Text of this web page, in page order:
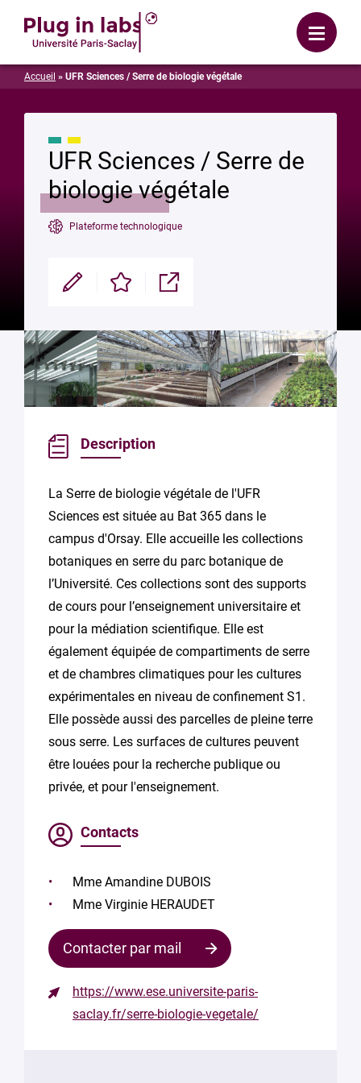
Menu
Accueil » UFR Sciences / Serre de biologie végétale
UFR Sciences / Serre de
biologie végétale
Plateforme technologique
Modifier Enregistrer Partager
Description
La Serre de biologie végétale de l'UFR
Sciences est située au Bat 365 dans le
campus d'Orsay. Elle accueille les collections
botaniques en serre du parc botanique de
l’Université. Ces collections sont des supports
de cours pour l’enseignement universitaire et
pour la médiation scientifique. Elle est
également équipée de compartiments de serre
et de chambres climatiques pour les cultures
expérimentales en niveau de confinement S1.
Elle possède aussi des parcelles de pleine terre
sous serre. Les surfaces de cultures peuvent
être louées pour la recherche publique ou
privée, et pour l'enseignement.
Contacts
Mme Amandine DUBOIS
Mme Virginie HERAUDET
Contacter par mail
Contacter
https://www.ese.universite-paris-
saclay.fr/serre-biologie-vegetale/